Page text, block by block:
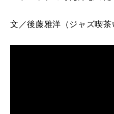
文／後藤雅洋（ジャズ喫茶